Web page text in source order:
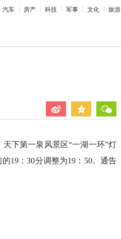
汽车 房产 科技 军事 文化 旅游
下第一泉风景区“一湖一环”灯
19：30分调整为19：50。通告